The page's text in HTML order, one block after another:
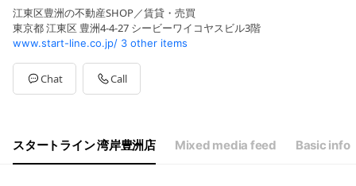
江東区豊洲の不動産SHOP／賃貸・売買
東京都 江東区 豊洲4-4-27 シービーワイコヤスビル3階
www.start-line.co.jp/ 3 other items
Chat Call
スタートライン 湾岸豊洲店 Mixed media feed Basic info